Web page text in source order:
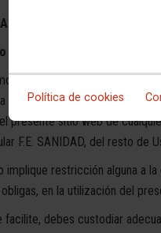
Política de cookies
DE USO DEL SITIO WEB
Usuario te obligas al
las exigencias de la buena
presente sitio web de
F.E. SANIDAD, del resto de
implique restricción alguna a
en la utilización del
facilite, debes custodiar